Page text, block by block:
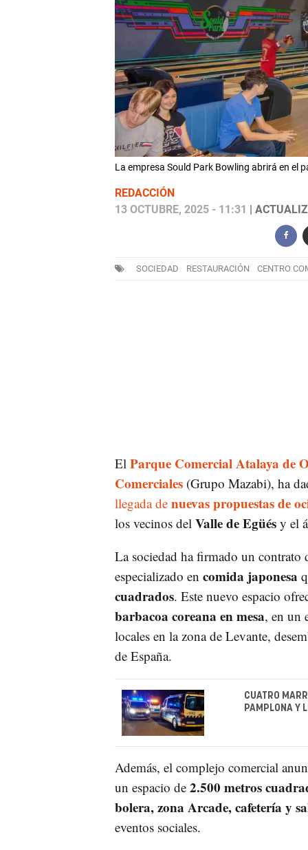
La empresa Sould Park Bowling abrirá en el
REDACCIÓN
13 OCTUBRE, 2025 - 11:31 |
SOCIEDAD RESTAURACIÓN CENTRO
El Parque Comercial Atalaya de
Comerciales(Grupo Mazabi), ha
llegada de nuevas propuestas de
los vecinos del Valle de Egüésy el
La sociedad ha firmado un contrato
especializado en comida japonesa
cuadrados. Este nuevo espacio
barbacoa coreana en mesa, en un
locales en la zona de Levante,
de España.
CUATRO
PAMPLONA Y
Además, el complejo comercial
un espacio de 2.500 metros
bolera, zona Arcade, cafetería y
eventos sociales.